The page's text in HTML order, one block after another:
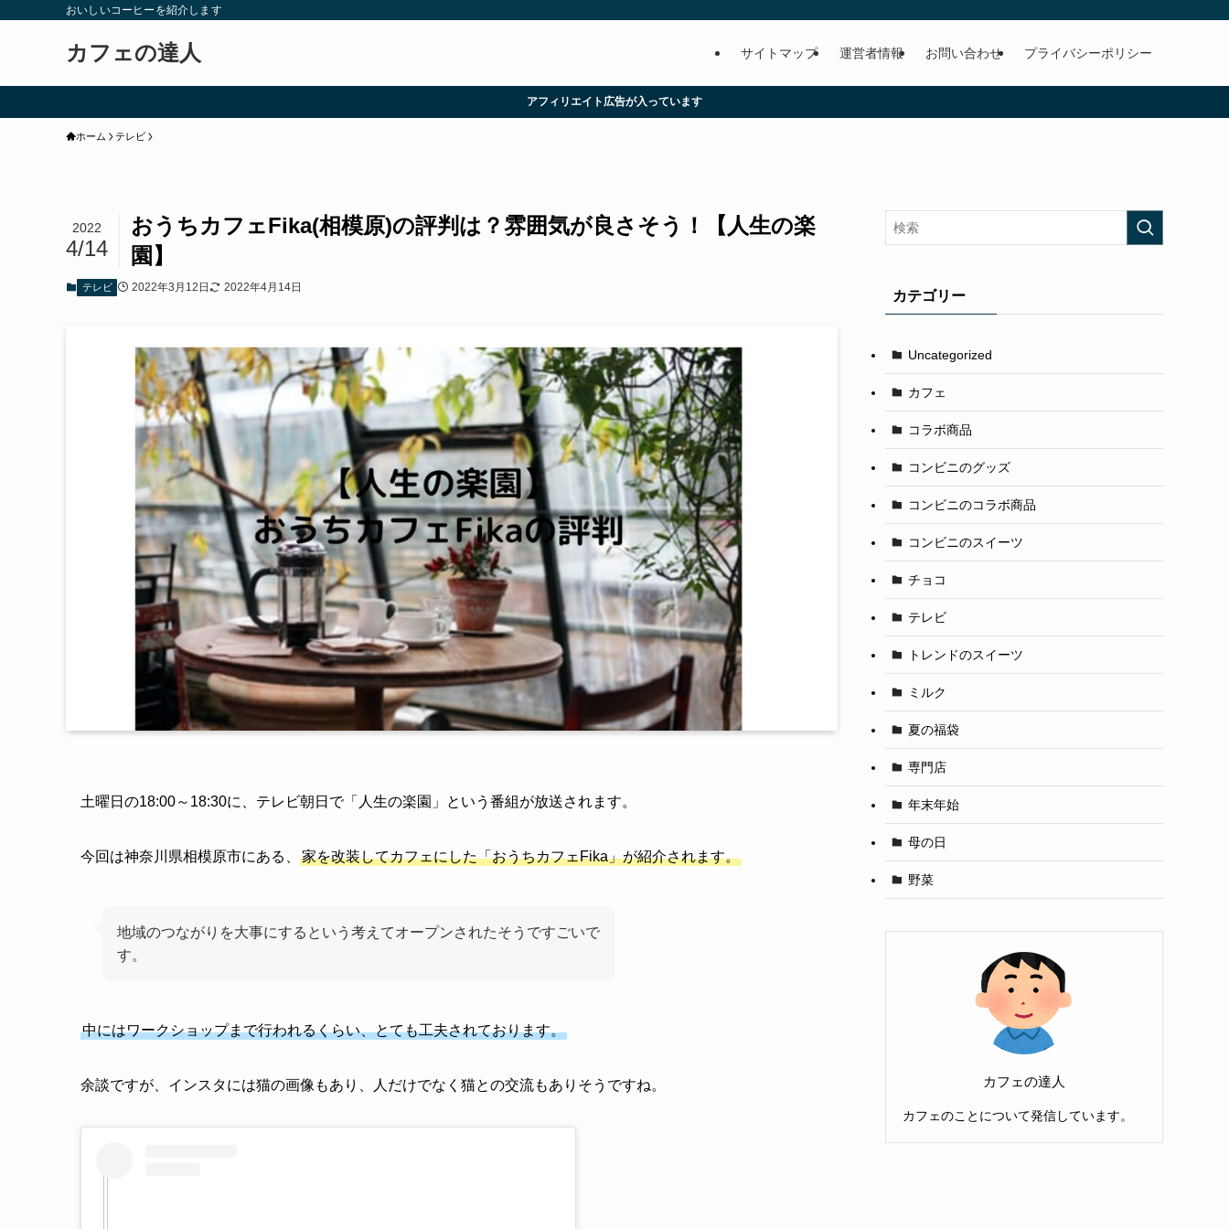
おいしいコーヒーを紹介します
カフェの達人 サイトマップ 運営者情報 お問い合わせ プライバシーポリシー
アフィリエイト広告が入っています
ホーム テレビ
おうちカフェFika(相模原)の評判は？雰囲気が良さそう！【人生の楽
園】
2022
4/14
テレビ 2022年3月12日 2022年4月14日
土曜日の18:00～18:30に、テレビ朝日で「人生の楽園」という番組が放送されます。
今回は神奈川県相模原市にある、 家を改装してカフェにした「おうちカフェFika」が紹介されます。
地域のつながりを大事にするという考えてオープンされたそうですごいで
す。
中にはワークショップまで行われるくらい、とても工夫されております。
余談ですが、インスタには猫の画像もあり、人だけでなく猫との交流もありそうですね。
カテゴリー
Uncategorized
カフェ
コラボ商品
コンビニのグッズ
コンビニのコラボ商品
コンビニのスイーツ
チョコ
テレビ
トレンドのスイーツ
ミルク
夏の福袋
専門店
年末年始
母の日
野菜
カフェの達人
カフェのことについて発信しています。